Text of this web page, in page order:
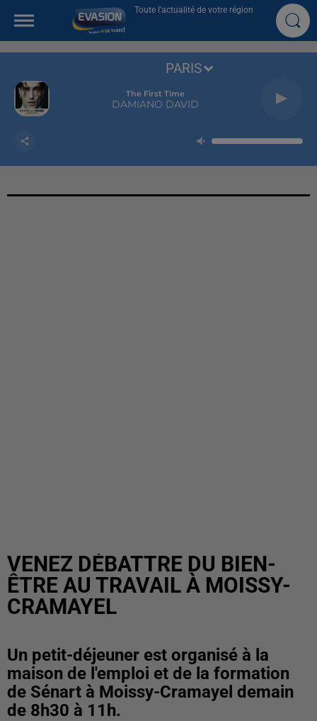
Toute l'actualité de votre région
The First Time
DAMIANO DAVID
PARIS
VENEZ DÉBATTRE DU BIEN-
ÊTRE AU TRAVAIL À MOISSY-
CRAMAYEL
Un petit-déjeuner est organisé à la
maison de l'emploi et de la formation
de Sénart à Moissy-Cramayel demain
de 8h30 à 11h.